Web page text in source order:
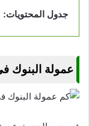
جدول المحتويات:
عمولة البنوك في